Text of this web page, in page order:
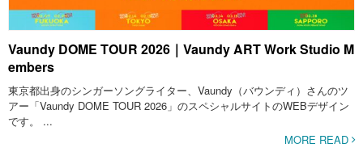
Vaundy DOME TOUR 2026｜Vaundy ART Work Studio M
embers
東京都出身のシンガーソングライター、Vaundy（バウンディ）さんのツ
アー「Vaundy DOME TOUR 2026」のスペシャルサイトのWEBデザイン
です。 ...
MORE READ